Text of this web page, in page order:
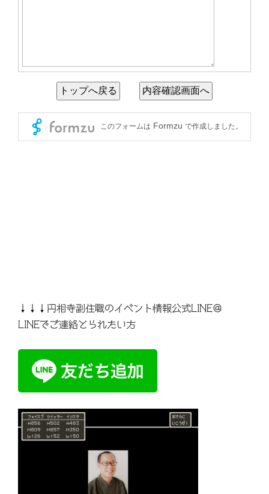
↓↓↓円相寺副住職のイベント情報公式LINE＠
LINEでご連絡とられたい方